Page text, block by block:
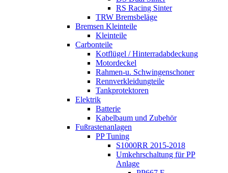
RS Racing Sinter
TRW Bremsbeläge
Bremsen Kleinteile
Kleinteile
Carbonteile
Kotflügel / Hinterradabdeckung
Motordeckel
Rahmen-u. Schwingenschoner
Rennverkleidungteile
Tankprotektoren
Elektrik
Batterie
Kabelbaum und Zubehör
Fußrastenanlagen
PP Tuning
S1000RR 2015-2018
Umkehrschaltung für PP
Anlage